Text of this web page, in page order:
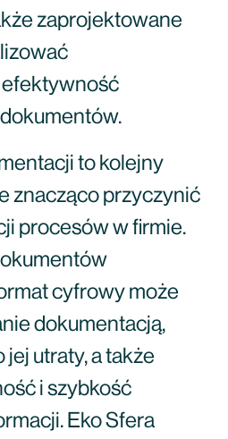
zaprojektowane
to kolejny
znacząco przyczynić
procesów w firmie.
cyfrowy może
dokumentacją,
utraty, a także
i szybkość
Eko Sfera